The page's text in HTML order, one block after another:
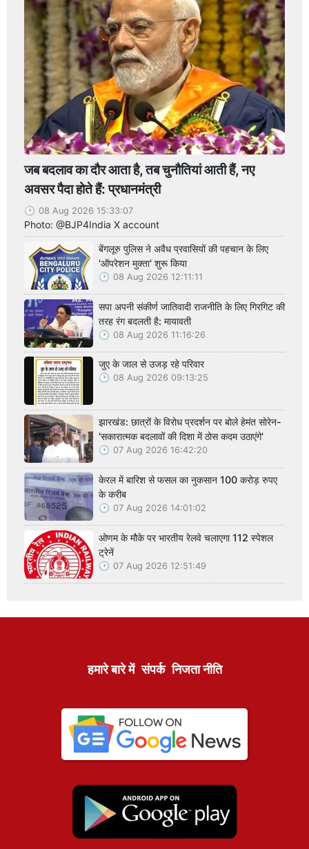
जब बदलाव का दौर आता है, तब चुनौतियां आती हैं, नए
अवसर पैदा होते हैं: प्रधानमंत्री
08 Aug 2026 15:33:07
Photo: @BJP4India X account
बेंगलूरु पुलिस ने अवैध प्रवासियों की पहचान के लिए
'ऑपरेशन मुक्ता' शुरू किया
08 Aug 2026 12:11:11
सपा अपनी संकीर्ण जातिवादी राजनीति के लिए गिरगिट की
तरह रंग बदलती है: मायावती
08 Aug 2026 11:16:26
जुए के जाल से उजड़ रहे परिवार
08 Aug 2026 09:13:25
झारखंड: छात्रों के विरोध प्रदर्शन पर बोले हेमंत सोरेन-
'सकारात्मक बदलावों की दिशा में ठोस कदम उठाएंगे'
07 Aug 2026 16:42:20
केरल में बारिश से फसल का नुकसान 100 करोड़ रुपए
के करीब
07 Aug 2026 14:01:02
ओणम के मौके पर भारतीय रेलवे चलाएगा 112 स्पेशल
ट्रेनें
07 Aug 2026 12:51:49
हमारे बारे में संपर्क निजता नीति